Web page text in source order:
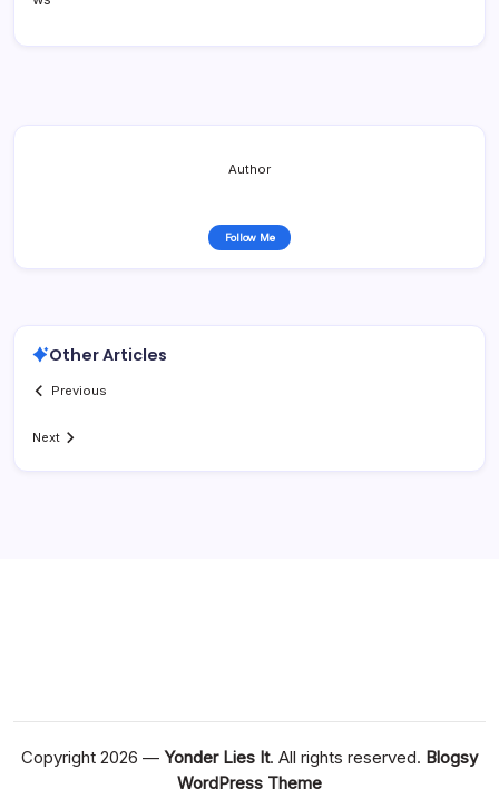
Author
Follow Me
Other Articles
Previous
Next
Copyright 2026 — Yonder Lies It. All rights reserved. Blogsy
WordPress Theme